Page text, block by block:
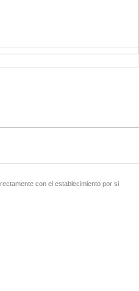
con el establecimiento por si